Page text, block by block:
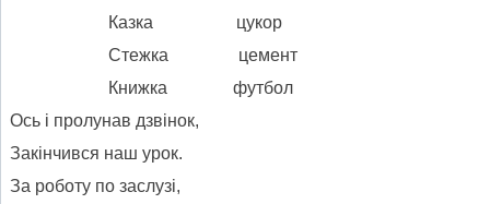
Казка цукор
Стежка цемент
Книжка футбол
Ось і пролунав дзвінок,
Закінчився наш урок.
За роботу по заслузі,